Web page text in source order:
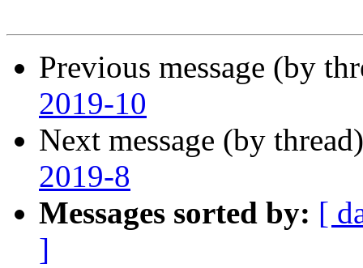
Previous message (by
2019-10
Next message (by
2019-8
Messages sorted by: [
]